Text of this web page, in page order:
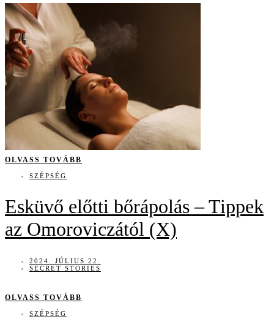
OLVASS TOVÁBB
SZÉPSÉG
Esküvő előtti bőrápolás – Tippek
az Omoroviczától (X)
2024. JÚLIUS 22.
SECRET STORIES
OLVASS TOVÁBB
SZÉPSÉG